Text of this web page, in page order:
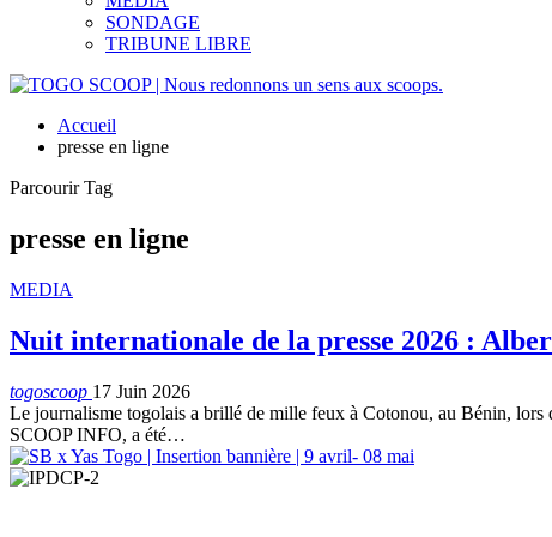
SONDAGE
TRIBUNE LIBRE
Accueil
presse en ligne
Parcourir Tag
presse en ligne
MEDIA
Nuit internationale de la presse 2026 :
togoscoop 17 Juin 2026
Le journalisme togolais a brillé de mille feux à Cotonou, au Bénin,
SCOOP INFO, a été…